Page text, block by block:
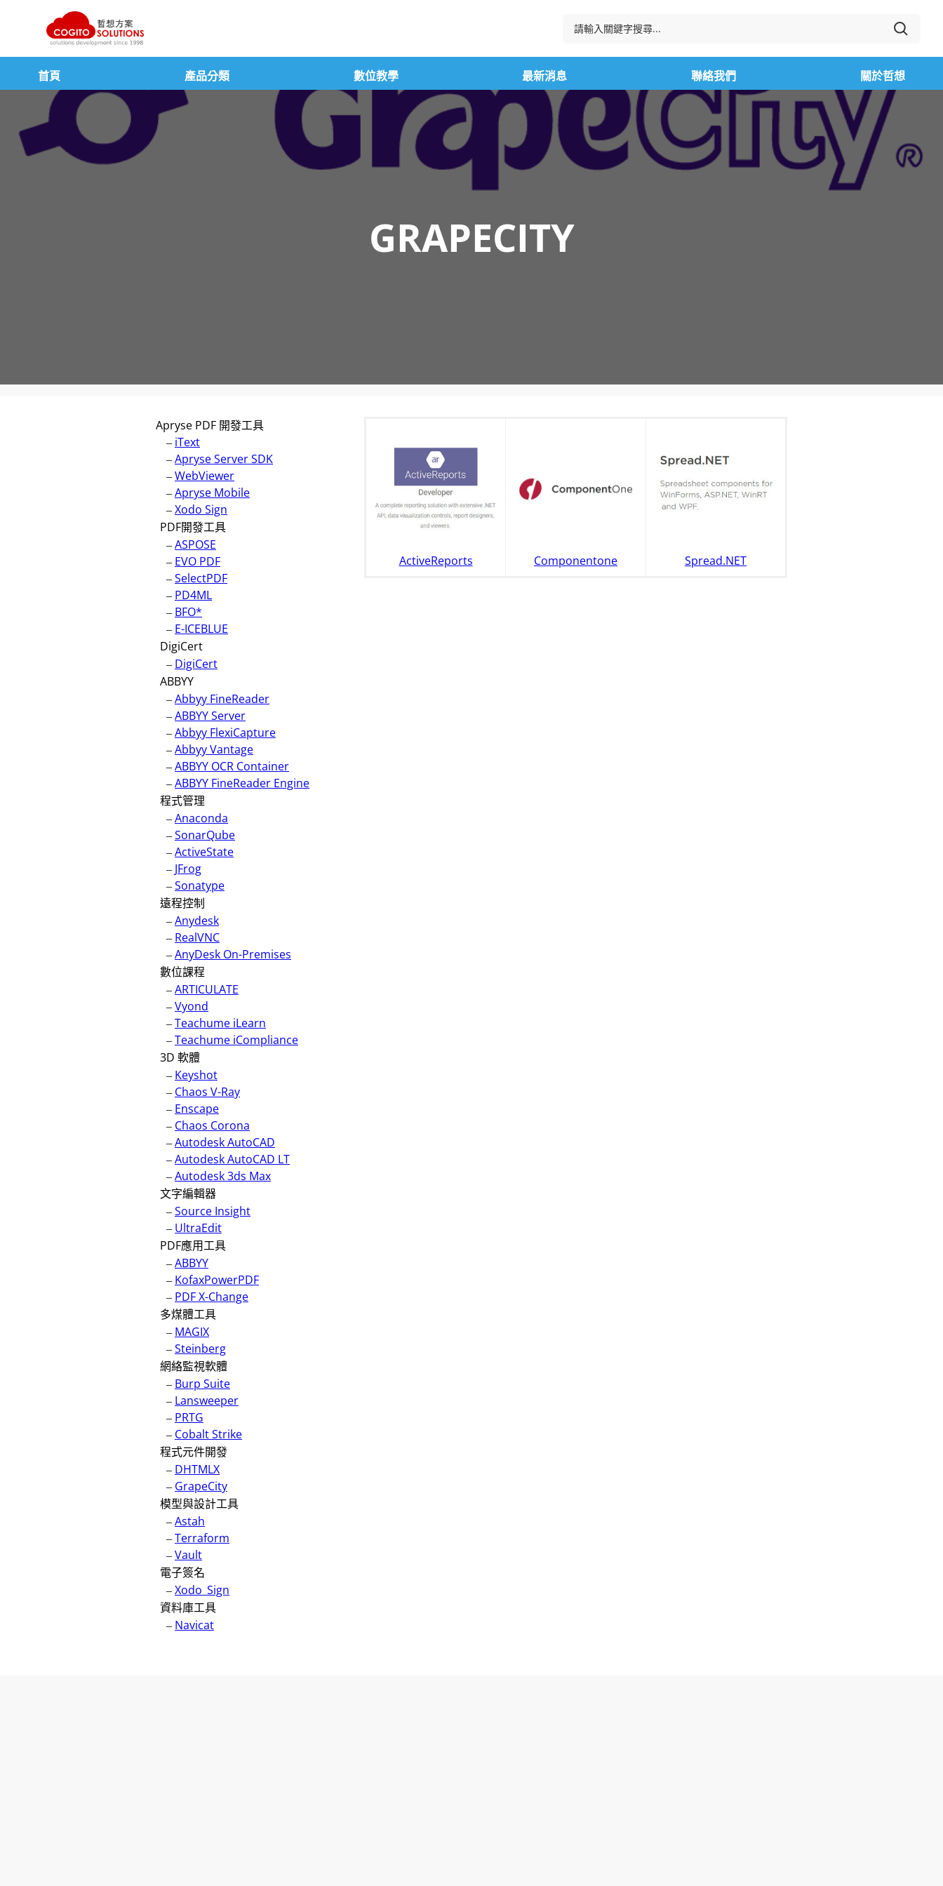
要
容
首頁 產品分類 數位教學 最新消息 聯絡我們 關於哲想
GRAPECITY
Apryse PDF 開發工具
– iText
–Apryse Server SDK
–WebViewer
–Apryse Mobile
–Xodo Sign
PDF開發工具
–ASPOSE
– EVO PDF
–SelectPDF
– PD4ML
– BFO*
– E-ICEBLUE
DigiCert
– DigiCert
ABBYY
–Abbyy FineReader
–ABBYY Server
–Abbyy FlexiCapture
–Abbyy Vantage
–ABBYY OCR Container
–ABBYY FineReader Engine
程式管理
–Anaconda
–SonarQube
–ActiveState
– JFrog
–Sonatype
遠程控制
–Anydesk
– RealVNC
–AnyDesk On-Premises
數位課程
–ARTICULATE
–Vyond
–Teachume iLearn
–Teachume iCompliance
3D 軟體
– Keyshot
– Chaos V-Ray
– Enscape
– Chaos Corona
–Autodesk AutoCAD
–Autodesk AutoCAD LT
–Autodesk 3ds Max
文字編輯器
–Source Insight
– UltraEdit
PDF應用工具
–ABBYY
– KofaxPowerPDF
– PDF X-Change
多煤體工具
– MAGIX
–Steinberg
網絡監視軟體
– Burp Suite
– Lansweeper
– PRTG
– Cobalt Strike
程式元件開發
– DHTMLX
– GrapeCity
模型與設計工具
–Astah
–Terraform
–Vault
電子簽名
–Xodo_Sign
資料庫工具
– Navicat
ActiveReports Componentone Spread.NET